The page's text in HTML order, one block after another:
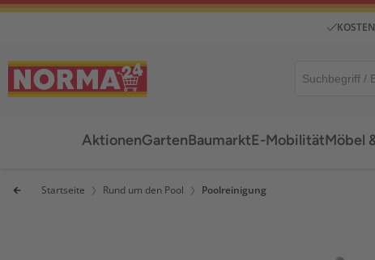
AktionenGartenBaumarktE-MobilitätMöbel
Startseite Rund um den Pool Poolreinigung